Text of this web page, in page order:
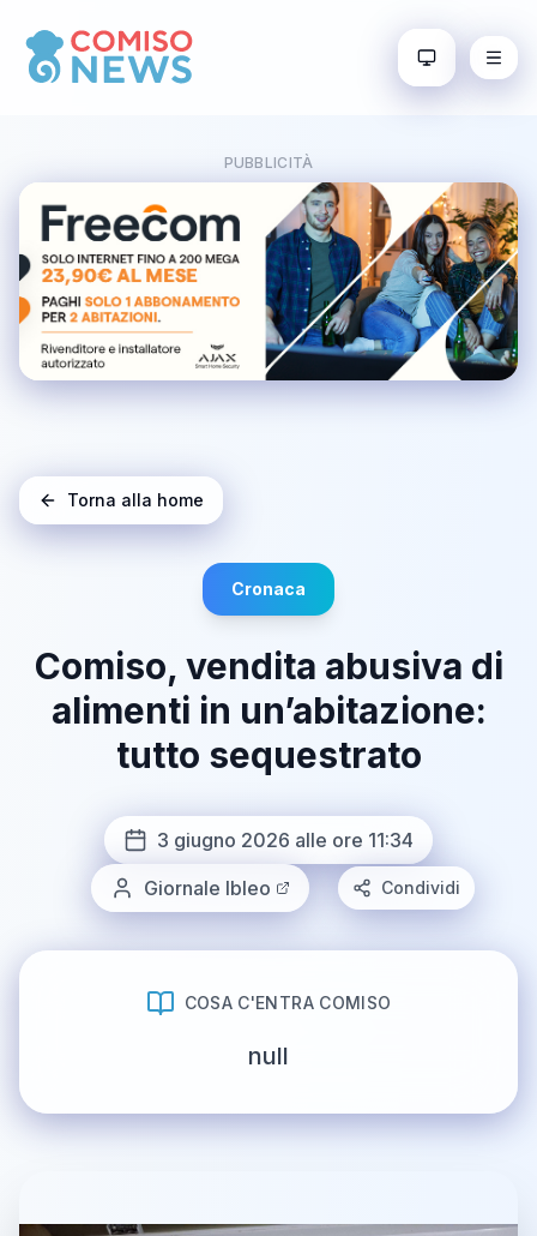
PUBBLICITÀ
Torna alla home
Cronaca
Comiso, vendita abusiva di
alimenti in un’abitazione:
tutto sequestrato
3 giugno 2026 alle ore 11:34
Giornale Ibleo
Condividi
COSA C'ENTRA COMISO
null